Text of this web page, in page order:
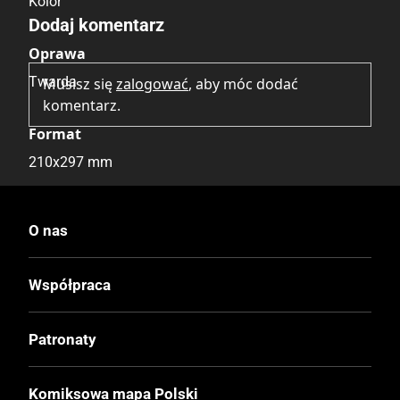
Oprawa
Twarda
Format
210x297 mm
Cena Okładkowa
Dodaj komentarz
Musisz sięzalogować, aby móc dodać
komentarz.
O nas
Współpraca
Patronaty
Komiksowa mapa Polski